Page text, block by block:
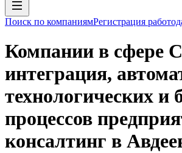
Поиск по компаниямРегистрация
Компании в сфере
интеграция,
технологических и
процессов
консалтинг в